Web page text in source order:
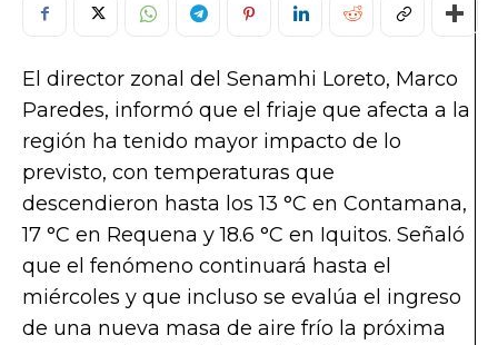
El director zonal del Senamhi Loreto, Marco
Paredes, informó que el friaje que afecta a la
región ha tenido mayor impacto de lo
previsto, con temperaturas que
descendieron hasta los 13 °C en Contamana,
17 °C en Requena y 18.6 °C en Iquitos. Señaló
que el fenómeno continuará hasta el
miércoles y que incluso se evalúa el ingreso
de una nueva masa de aire frío la próxima